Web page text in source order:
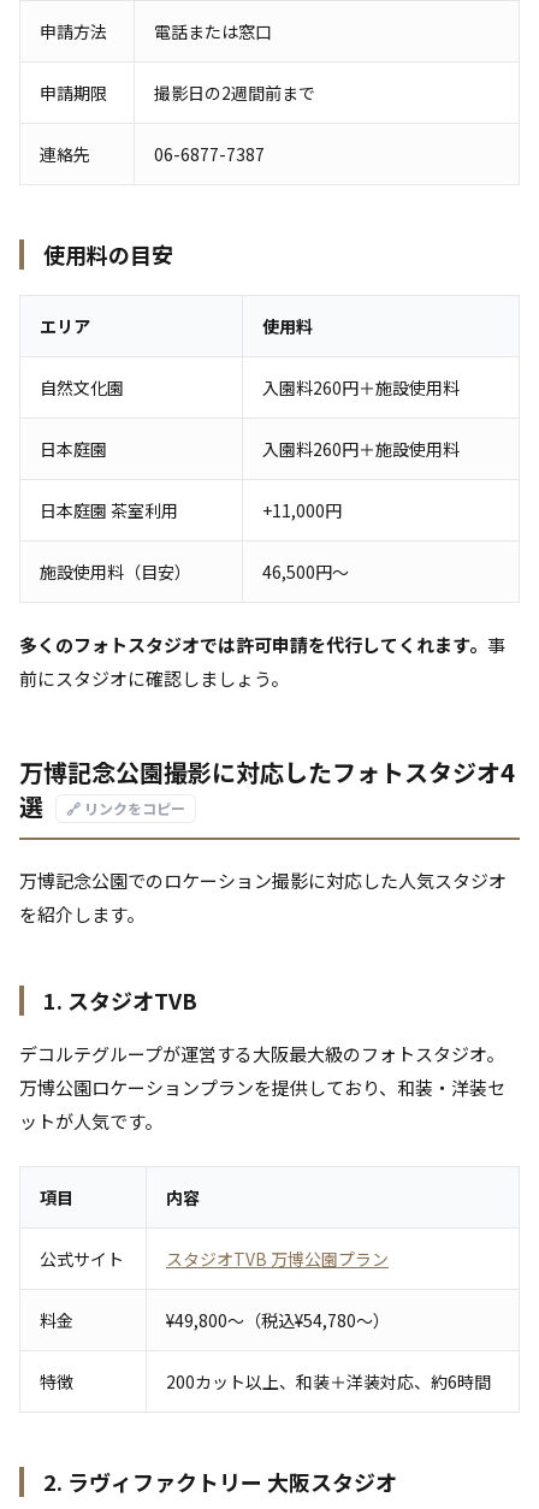
申請方法 電話または窓口
申請期限 撮影日の2週間前まで
連絡先 06-6877-7387
使用料の目安
エリア 使用料
自然文化園 入園料260円＋施設使用料
日本庭園 入園料260円＋施設使用料
日本庭園 茶室利用 +11,000円
施設使用料（目安） 46,500円〜
多くのフォトスタジオでは許可申請を代行してくれます。 事
前にスタジオに確認しましょう。
万博記念公園撮影に対応したフォトスタジオ4
選
🔗 リンクをコピー
万博記念公園でのロケーション撮影に対応した人気スタジオ
を紹介します。
1. スタジオTVB
デコルテグループが運営する大阪最大級のフォトスタジオ。
万博公園ロケーションプランを提供しており、和装・洋装セ
ットが人気です。
項目 内容
公式サイト スタジオTVB 万博公園プラン
料金 ¥49,800〜（税込¥54,780〜）
特徴 200カット以上、和装＋洋装対応、約6時間
2. ラヴィファクトリー 大阪スタジオ